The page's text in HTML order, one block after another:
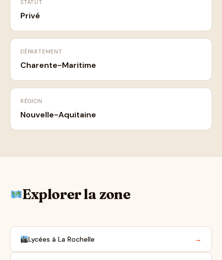
STATUT
Privé
DÉPARTEMENT
Charente-Maritime
RÉGION
Nouvelle-Aquitaine
Explorer la zone
Lycées à La Rochelle →